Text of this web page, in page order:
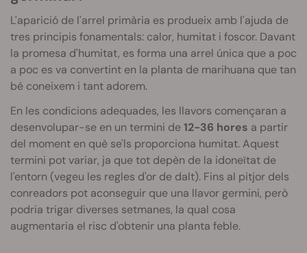
L'aparició de l'arrel primària es produeix amb l'ajuda de
tres principis fonamentals: calor, humitat i foscor. Davant
la promesa d'humitat, es forma una arrel única que a poc
a poc es va convertint en la planta de marihuana que tan
bé coneixem i tant adorem.
En les condicions adequades, les llavors començaran a
desenvolupar-se en un termini de12-36 hores a partir
del moment en què se'ls proporciona humitat. Aquest
termini pot variar, ja que tot depèn de la idoneïtat de
l'entorn (vegeu les regles d'or de dalt). Fins al pitjor dels
conreadors pot aconseguir que una llavor germini, però
podria trigar diverses setmanes, la qual cosa
augmentaria el risc d'obtenir una planta feble.